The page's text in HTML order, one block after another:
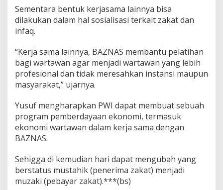
Sementara bentuk kerjasama lainnya bisa
dilakukan dalam hal sosialisasi terkait zakat dan
infaq.
“Kerja sama lainnya, BAZNAS membantu pelatihan
bagi wartawan agar menjadi wartawan yang lebih
profesional dan tidak meresahkan instansi maupun
masyarakat,” ujarnya.
Yusuf mengharapkan PWI dapat membuat sebuah
program pemberdayaan ekonomi, termasuk
ekonomi wartawan dalam kerja sama dengan
BAZNAS.
Sehigga di kemudian hari dapat mengubah yang
berstatus mustahik (penerima zakat) menjadi
muzaki (pebayar zakat).***(bs)